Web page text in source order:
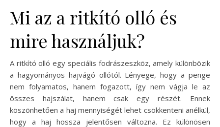
Mi az a ritkító olló és
mire használjuk?
A ritkító olló egy speciális fodrászeszköz, amely különbözik
a hagyományos hajvágó ollótól. Lényege, hogy a penge
nem folyamatos, hanem fogazott, így nem vágja le az
összes hajszálat, hanem csak egy részét. Ennek
köszönhetően a haj mennyiségét lehet csökkenteni anélkül,
hogy a haj hossza jelentősen változna. Ez különösen